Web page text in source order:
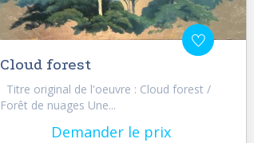
Cloud forest
Titre original de l'oeuvre : Cloud forest /
Forêt de nuages Une...
Demander le prix